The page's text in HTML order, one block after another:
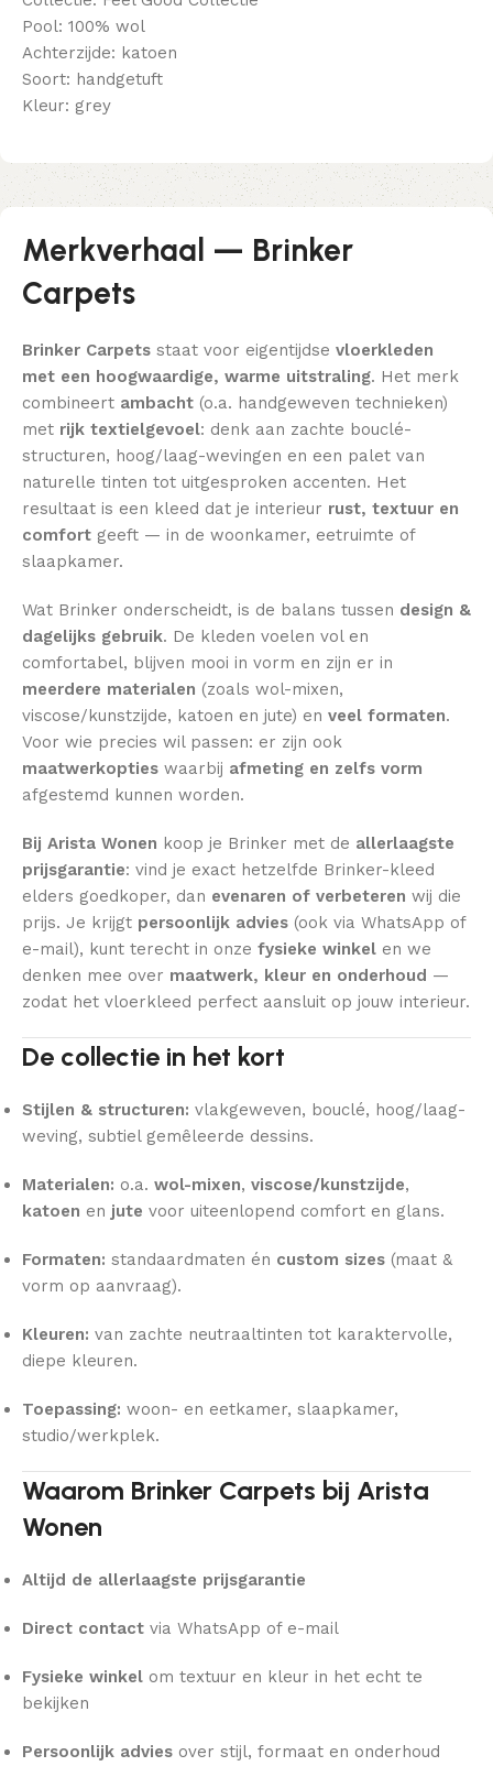
Pool: 100% wol
Achterzijde: katoen
Soort: handgetuft
Kleur: grey
Merkverhaal — Brinker
Carpets
Brinker Carpets staat voor eigentijdse vloerkleden
met een hoogwaardige, warme uitstraling. Het merk
combineert ambacht (o.a. handgeweven technieken)
met rijk textielgevoel: denk aan zachte bouclé-
structuren, hoog/laag-wevingen en een palet van
naturelle tinten tot uitgesproken accenten. Het
resultaat is een kleed dat je interieur rust, textuur en
comfort geeft — in de woonkamer, eetruimte of
slaapkamer.
Wat Brinker onderscheidt, is de balans tussen design &
dagelijks gebruik. De kleden voelen vol en
comfortabel, blijven mooi in vorm en zijn er in
meerdere materialen (zoals wol-mixen,
viscose/kunstzijde, katoen en jute) en veel formaten.
Voor wie precies wil passen: er zijn ook
maatwerkopties waarbij afmeting en zelfs vorm
afgestemd kunnen worden.
Bij Arista Wonen koop je Brinker met de allerlaagste
prijsgarantie: vind je exact hetzelfde Brinker-kleed
elders goedkoper, dan evenaren of verbeteren wij die
prijs. Je krijgt persoonlijk advies (ook via WhatsApp of
e-mail), kunt terecht in onze fysieke winkel en we
denken mee over maatwerk, kleur en onderhoud —
zodat het vloerkleed perfect aansluit op jouw interieur.
De collectie in het kort
Stijlen & structuren: vlakgeweven, bouclé, hoog/laag-
weving, subtiel gemêleerde dessins.
Materialen: o.a. wol-mixen, viscose/kunstzijde,
katoen en jute voor uiteenlopend comfort en glans.
Formaten: standaardmaten én custom sizes (maat &
vorm op aanvraag).
Kleuren: van zachte neutraaltinten tot karaktervolle,
diepe kleuren.
Toepassing: woon- en eetkamer, slaapkamer,
studio/werkplek.
Waarom Brinker Carpets bij Arista
Wonen
Altijd de allerlaagste prijsgarantie
Direct contact via WhatsApp of e-mail
Fysieke winkel om textuur en kleur in het echt te
bekijken
Persoonlijk advies over stijl, formaat en onderhoud